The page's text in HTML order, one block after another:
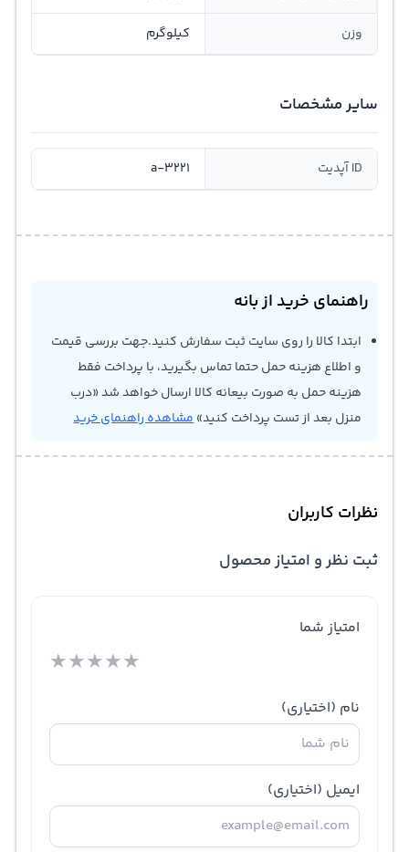
وزن کیلوگرم
سایر مشخصات
ID آپدیت a-3221
راهنمای خرید از بانه
ابتدا کالا را روی سایت ثبت سفارش کنید.جهت بررسی قیمت
و اطلاع هزینه حمل حتما تماس بگیرید، با پرداخت فقط
هزینه حمل به صورت بیعانه کالا ارسال خواهد شد «درب
منزل بعد از تست پرداخت کنید»مشاهده راهنمای خرید
نظرات کاربران
ثبت نظر و امتیاز محصول
امتیاز شما
★★★★★
نام (اختیاری)
ایمیل (اختیاری)